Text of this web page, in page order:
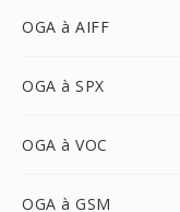
OGA à AIFF
OGA à SPX
OGA à VOC
OGA à GSM